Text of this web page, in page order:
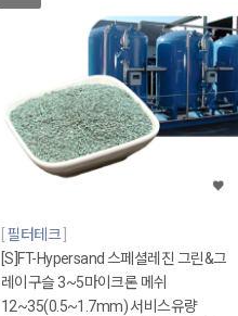
필터테크
[S]FT-Hypersand 스페셜레진 그린&그
레이구슬 3~5마이크론 메쉬
12~35(0.5~1.7mm) 서비스유량